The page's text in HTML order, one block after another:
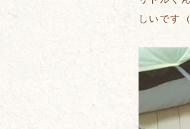
しいです